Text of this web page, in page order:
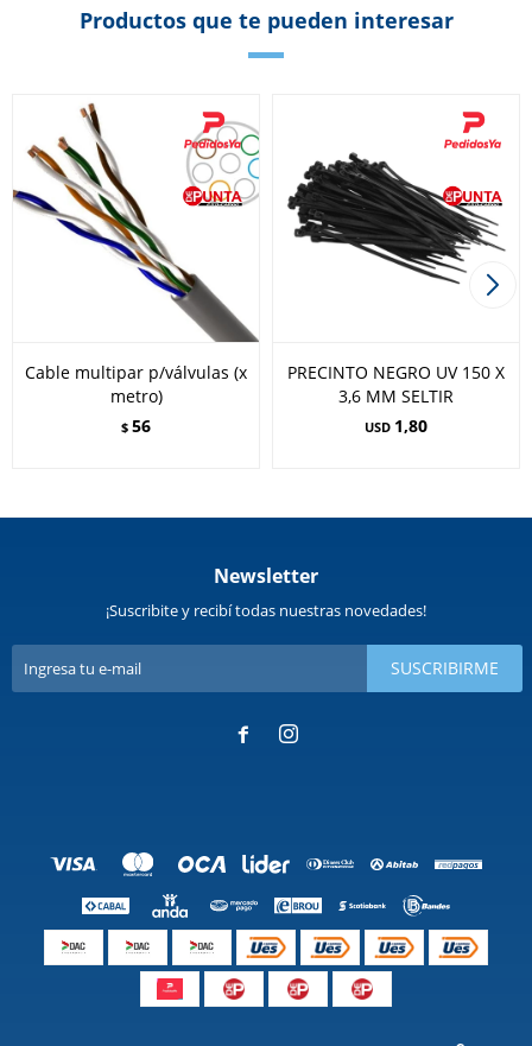
Productos que te pueden interesar
Cable multipar p/válvulas (x
metro)
$ 56
PRECINTO NEGRO UV 150 X
3,6 MM SELTIR
USD 1,80
Newsletter
¡Suscribite y recibí todas nuestras novedades!
SUSCRIBIRME
 